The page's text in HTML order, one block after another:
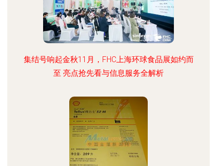
集结号响起金秋11月，FHC上海环球食品展如约而
至 亮点抢先看与信息服务全解析